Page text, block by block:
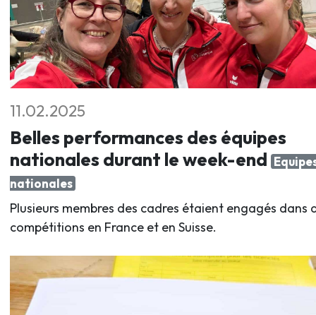
11.02.2025
Belles performances des équipes
nationales durant le week-end
nationales
Plusieurs membres des cadres étaient engagés dans
compétitions en France et en Suisse.